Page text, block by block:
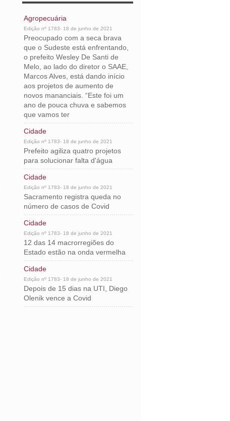
Agropecuária
Edição nº 1783- 18 de junho de 2021
Preocupado com a seca brava
que o Sudeste está enfrentando,
o prefeito Wesley De Santi de
Melo, ao lado do diretor o SAAE,
Marcos Alves, está dando início
aos projetos de aumento de
novos mananciais. “Este foi um
ano de pouca chuva e sabemos
que vamos ter
Cidade
Edição nº 1783- 18 de junho de 2021
Prefeito agiliza quatro projetos
para solucionar falta d'água
Cidade
Edição nº 1783- 18 de junho de 2021
Sacramento registra queda no
número de casos de Covid
Cidade
Edição nº 1783- 18 de junho de 2021
12 das 14 macrorregiões do
Estado estão na onda vermelha
Cidade
Edição nº 1783- 18 de junho de 2021
Depois de 15 dias na UTI, Diego
Olenik vence a Covid